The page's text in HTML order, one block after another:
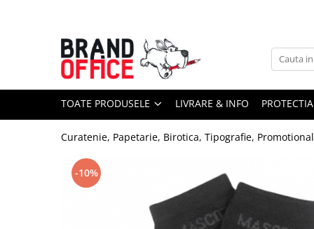
Toate Produsele
Unitate Protejata - PRODUCTIE
Hartie copiator si produse
Formulare tipizate
Agende, calendare si organizatoare
TOATE PRODUSELE LIVRARE & INFO
Curatenie, Papetarie, Birotica, Tipografie,
-10%